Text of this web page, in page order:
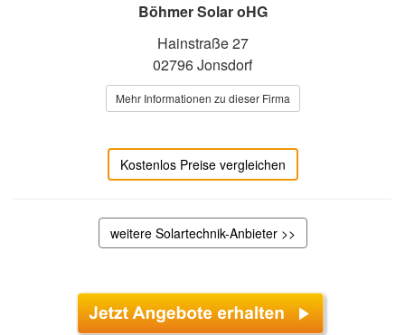
Böhmer Solar oHG
Hainstraße 27
02796 Jonsdorf
Mehr Informationen zu dieser Firma
Kostenlos Preise vergleichen
weitere Solartechnik-Anbieter >>